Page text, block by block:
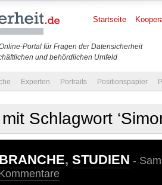
Portal für Fragen der Datensicherheit
und behördlichen Umfeld
Startseite
Experten Portraits Positionspapier
Schlagwort
BRANCHE, STUDIEN -